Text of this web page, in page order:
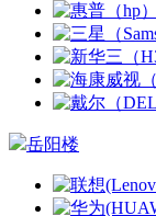
岳阳楼